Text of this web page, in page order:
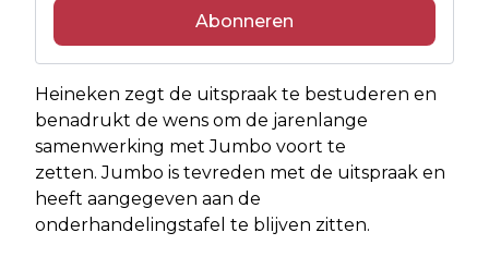
Abonneren
Heineken zegt de uitspraak te bestuderen en
benadrukt de wens om de jarenlange
samenwerking met Jumbo voort te
zetten. Jumbo is tevreden met de uitspraak en
heeft aangegeven aan de
onderhandelingstafel te blijven zitten.